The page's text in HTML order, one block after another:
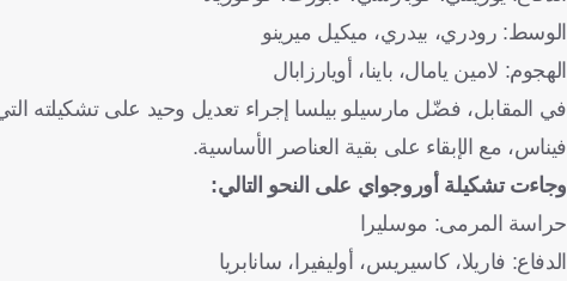
الوسط: رودري، بيدري، ميكيل ميرينو
الهجوم: لامين يامال، باينا، أويارزابال
في المقابل، فضّل مارسيلو بيلسا إجراء تعديل وحيد على تشكيلته
فيناس، مع الإبقاء على بقية العناصر الأساسية.
وجاءت تشكيلة أوروجواي على النحو التالي:
حراسة المرمى: موسليرا
الدفاع: فاريلا، كاسيريس، أوليفيرا، سانابريا